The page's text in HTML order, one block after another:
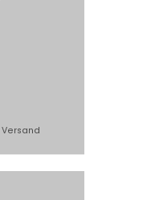
Versand